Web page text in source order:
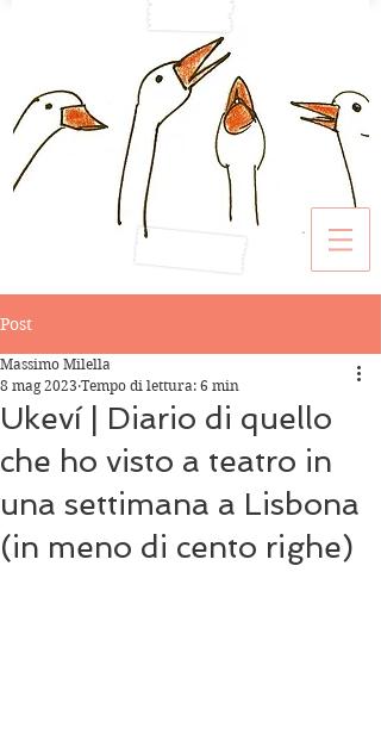
Post
Ukeví | Diario di quello
che ho visto a teatro in
una settimana a Lisbona
(in meno di cento righe)
Massimo Milella
8 mag 2023 Tempo di lettura: 6 min